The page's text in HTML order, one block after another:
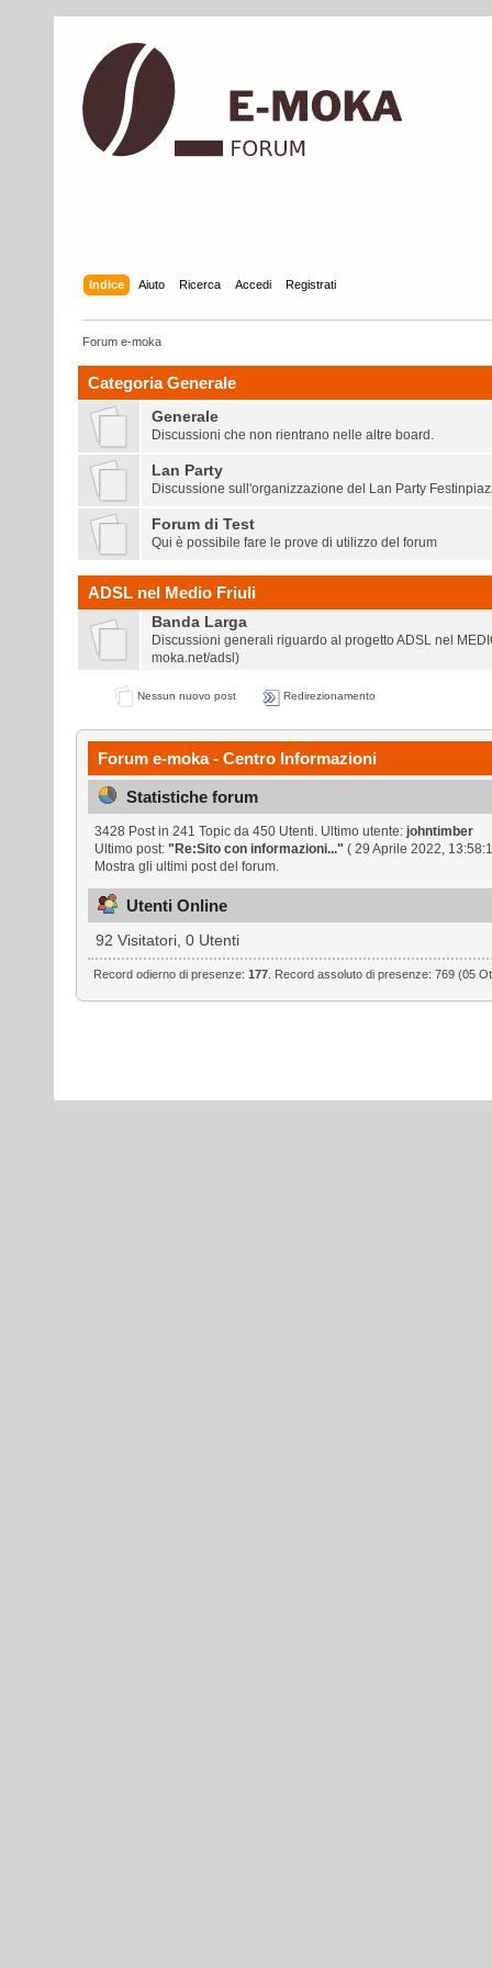
Indice Aiuto Ricerca Accedi Registrati
Forum e-moka
Categoria Generale
Generale
Discussioni che non rientrano nelle altre board.
Lan Party
Discussione sull'organizzazione del Lan Party
Forum di Test
Qui è possibile fare le prove di utilizzo del forum
ADSL nel Medio Friuli
Banda Larga
Discussioni generali riguardo al progetto ADSL nel
moka.net/adsl)
Nessun nuovo post Redirezionamento
Forum e-moka - Centro Informazioni
Statistiche forum
3428 Post in 241 Topic da 450 Utenti. Ultimo utente:johntimber
Ultimo post:"Re:Sito con informazioni..." ( 29 Aprile 2022,
Mostra gli ultimi post del forum.
Utenti Online
92 Visitatori, 0 Utenti
Record odierno di presenze:177 . Record assoluto di presenze: 769 (05